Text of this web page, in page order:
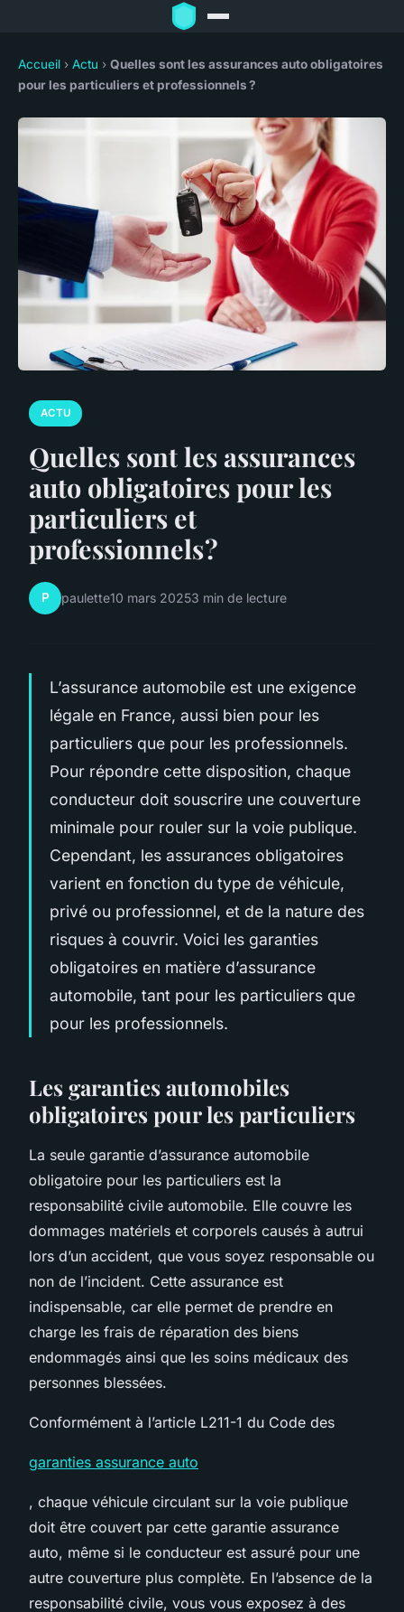
Accueil › Actu › Quelles sont les assurances auto obligatoires
pour les particuliers et professionnels ?
ACTU
Quelles sont les assurances
auto obligatoires pour les
particuliers et
professionnels ?
P paulette10 mars 20253 min de lecture
L’assurance automobile est une exigence
légale en France, aussi bien pour les
particuliers que pour les professionnels.
Pour répondre cette disposition, chaque
conducteur doit souscrire une couverture
minimale pour rouler sur la voie publique.
Cependant, les assurances obligatoires
varient en fonction du type de véhicule,
privé ou professionnel, et de la nature des
risques à couvrir. Voici les garanties
obligatoires en matière d’assurance
automobile, tant pour les particuliers que
pour les professionnels.
Les garanties automobiles
obligatoires pour les particuliers
La seule garantie d’assurance automobile
obligatoire pour les particuliers est la
responsabilité civile automobile. Elle couvre les
dommages matériels et corporels causés à autrui
lors d’un accident, que vous soyez responsable ou
non de l’incident. Cette assurance est
indispensable, car elle permet de prendre en
charge les frais de réparation des biens
endommagés ainsi que les soins médicaux des
personnes blessées.
Conformément à l’article L211-1 du Code des
garanties assurance auto
, chaque véhicule circulant sur la voie publique
doit être couvert par cette garantie assurance
auto, même si le conducteur est assuré pour une
autre couverture plus complète. En l’absence de la
responsabilité civile, vous vous exposez à des